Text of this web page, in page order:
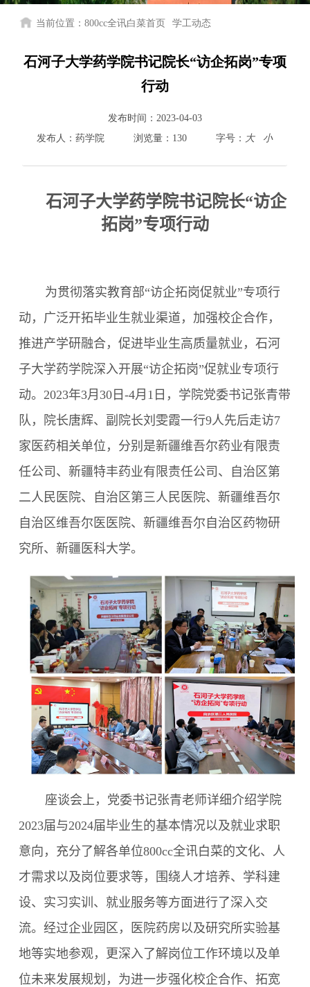
院情总览
科学研究
本科教学
当前位置：800cc全讯白菜首页 学工动态
石河子大学药学院书记院长“访企拓岗”专项
行动
发布时间： 2023-04-03
发布人：药学院 浏览量： 130 字号： 大 小
石河子大学药学院书记院长“访企
拓岗”专项行动
为贯彻落实教育部“访企拓岗促就业”专项行
动， 广泛开拓毕业生就业渠道，加强校企合作，
推进产学研融合，促进毕业生高质量就业，石河
子大学药学院深入开展“访企拓岗”促就业专项行
动。 2023年3月 30 日-4月 1 日，学院党委书记张青带
队，院长唐辉、副院长刘雯霞一行9人先后走访7
家医药相关单位，分别是新疆维吾尔药业有限责
任公司、新疆特丰药业有限责任公司、自治区第
二人民医院、自治区第三人民医院、新疆维吾尔
自治区维吾尔医医院、新疆维吾尔自治区药物研
究所、新疆医科大学。
座谈会上，党委书记张青老师详细介绍学院
2023届与2024届毕业生的基本情况以及就业求职
意向，充分了解各单位800cc全讯白菜的文化、人
才需求以及岗位要求等，围绕人才培养、学科建
设、实习实训、就业服务等方面进行了深入交
流。经过企业园区，医院药房以及研究所实验基
地等实地参观，更深入了解岗位工作环境以及单
位未来发展规划，为进一步强化校企合作、拓宽